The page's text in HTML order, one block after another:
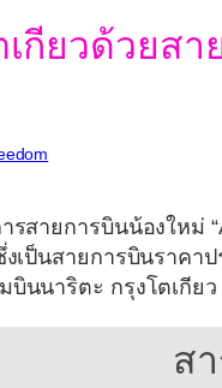
กียวด้วยสา
รสายการบินน้องใหม่ “
เป็นสายการบินราค
นนาริตะ กรุงโตเกียว
ส